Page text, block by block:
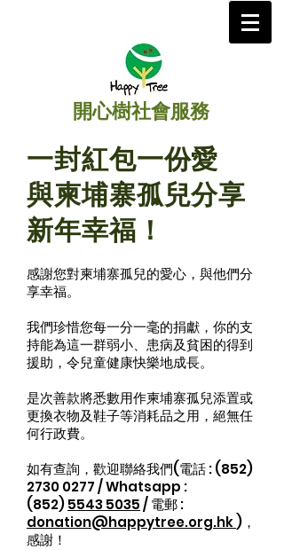
開心樹社會服務
一封紅包一份愛
與柬埔寨孤兒分享
新年幸福！
感謝您對柬埔寨孤兒的愛心，與他們分
享幸福。
我們珍惜您每一分一毫的捐獻，你的支
持能為這一群弱小、患病及貧困的得到
援助，令兒童健康快樂地成長。
是次善款將悉數用作柬埔寨孤兒添置或
更換衣物及鞋子等消耗品之用，絕無任
何行政費。
如有查詢，歡迎聯絡我們(電話 :(852)
2730 0277/ Whatsapp :
(852)5543 5035/ 電郵 :
donation@happytree.org.hk )，
感謝！